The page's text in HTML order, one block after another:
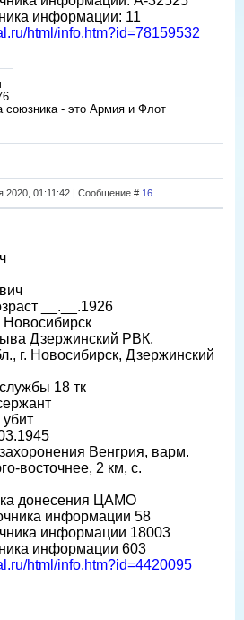
информации: 11
html/info.htm?id=78159532
союзника - это Армия и Флот
2020, 01:11:42 | Сообщение # 16
__.__.1926
Новосибирск
Дзержинский РВК,
г. Новосибирск, Дзержинский
18 тк
Венгрия, варм.
восточнее, 2 км, с.
донесения ЦАМО
информации 58
информации 18003
информации 603
html/info.htm?id=4420095